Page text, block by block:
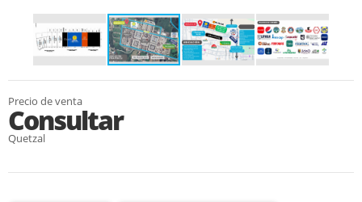
Precio de venta
Consultar
Quetzal